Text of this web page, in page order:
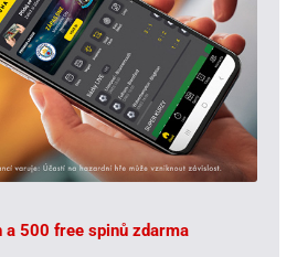
500 free spinů zdarma